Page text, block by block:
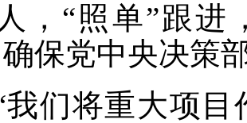
，“照单”跟进
保党中央决策
将重大项目